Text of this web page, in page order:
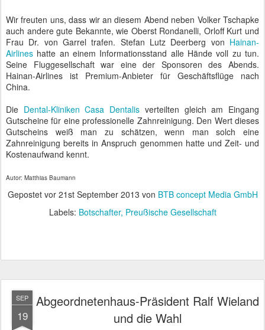
Wir freuten uns, dass wir an diesem Abend neben Volker Tschapke
auch andere gute Bekannte, wie Oberst Rondanelli, Orloff Kurt und
Frau Dr. von Garrel trafen. Stefan Lutz Deerberg von Hainan-
Airlines hatte an einem Informationsstand alle Hände voll zu tun.
Seine Fluggesellschaft war eine der Sponsoren des Abends.
Hainan-Airlines ist Premium-Anbieter für Geschäftsflüge nach
China.
Die Dental-Kliniken Casa Dentalis verteilten gleich am Eingang
Gutscheine für eine professionelle Zahnreinigung. Den Wert dieses
Gutscheins weiß man zu schätzen, wenn man solch eine
Zahnreinigung bereits in Anspruch genommen hatte und Zeit- und
Kostenaufwand kennt.
Autor: Matthias Baumann
Gepostet vor 21st September 2013 von BTB concept Media GmbH
Labels: Botschafter Preußische Gesellschaft
SEP
19
Abgeordnetenhaus-Präsident Ralf Wieland
und die Wahl